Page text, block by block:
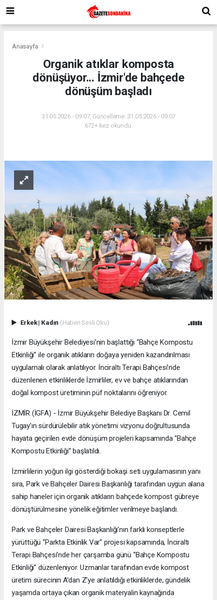
Anasayfa
Organik atıklar komposta
dönüşüyor... İzmir'de bahçede
dönüşüm başladı
31.05.2026 - 09:07, Güncelleme: 31.05.2026 - 09:07
672+ kez okundu.
Erkek| Kadın (Haberi Sesli Oku)
İzmir Büyükşehir Belediyesi’nin başlattığı “Bahçe Kompostu
Etkinliği” ile organik atıkların doğaya yeniden kazandırılması
uygulamalı olarak anlatılıyor. İnciraltı Terapi Bahçesi’nde
düzenlenen etkinliklerde İzmirliler, ev ve bahçe atıklarından
doğal kompost üretiminin püf noktalarını öğreniyor.
İZMİR (İGFA) - İzmir Büyükşehir Belediye Başkanı Dr. Cemil
Tugay’ın sürdürülebilir atık yönetimi vizyonu doğrultusunda
hayata geçirilen evde dönüşüm projeleri kapsamında “Bahçe
Kompostu Etkinliği” başlatıldı.
İzmirlilerin yoğun ilgi gösterdiği bokaşi seti uygulamasının yanı
sıra, Park ve Bahçeler Dairesi Başkanlığı tarafından uygun alana
sahip haneler için organik atıkların bahçede kompost gübreye
dönüştürülmesine yönelik eğitimler verilmeye başlandı.
Park ve Bahçeler Dairesi Başkanlığı’nın farklı konseptlerle
yürüttüğü “Parkta Etkinlik Var” projesi kapsamında, İnciraltı
Terapi Bahçesi’nde her çarşamba günü “Bahçe Kompostu
Etkinliği” düzenleniyor. Uzmanlar tarafından evde kompost
üretim sürecinin A’dan Z’ye anlatıldığı etkinliklerde, gündelik
yaşamda ortaya çıkan organik materyalin kaynağında